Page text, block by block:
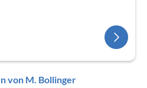
von M. Bollinger